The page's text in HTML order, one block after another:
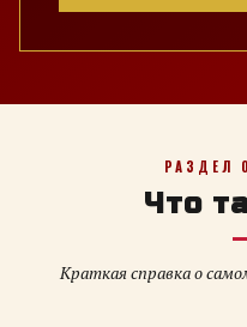
РАЗДЕЛ
Что
Краткая справка о